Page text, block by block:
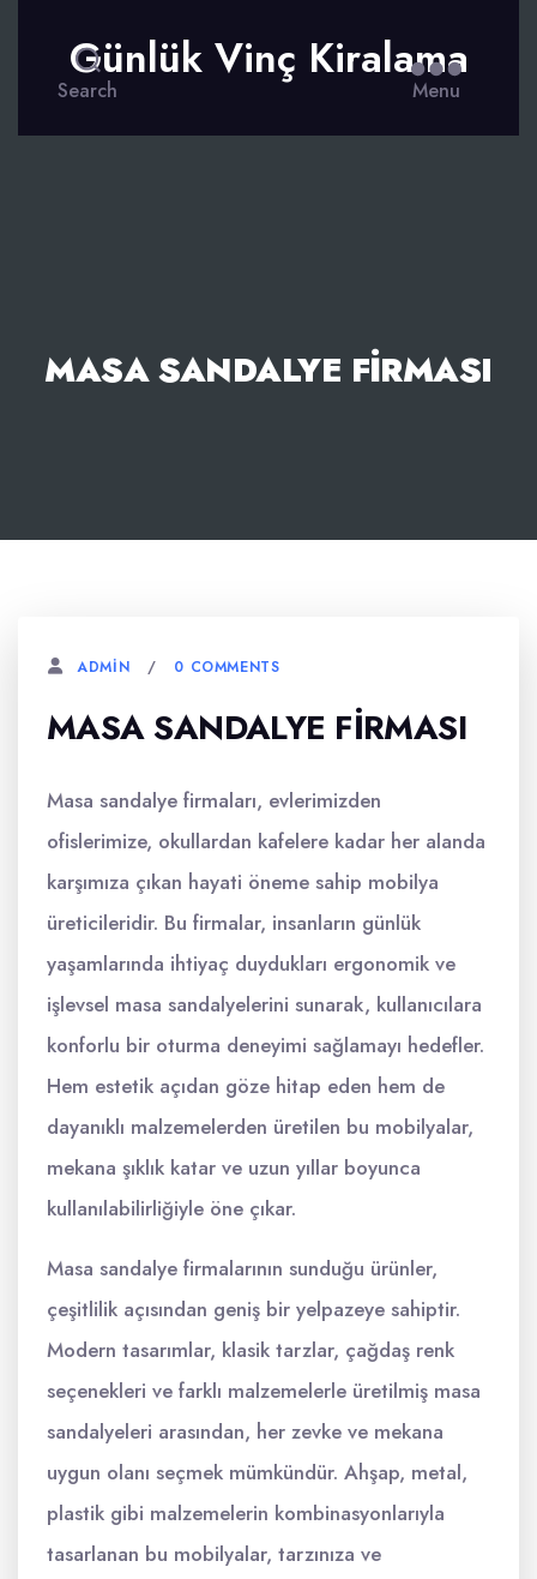
Search
Günlük Vinç Kiralama
Menu
MASA SANDALYE FIRMASI
ADMIN 0 COMMENTS
MASA SANDALYE FIRMASI
Masa sandalye firmaları, evlerimizden
ofislerimize, okullardan kafelere kadar her alanda
karşımıza çıkan hayati öneme sahip mobilya
üreticileridir. Bu firmalar, insanların günlük
yaşamlarında ihtiyaç duydukları ergonomik ve
işlevsel masa sandalyelerini sunarak, kullanıcılara
konforlu bir oturma deneyimi sağlamayı hedefler.
Hem estetik açıdan göze hitap eden hem de
dayanıklı malzemelerden üretilen bu mobilyalar,
mekana şıklık katar ve uzun yıllar boyunca
kullanılabilirliğiyle öne çıkar.
Masa sandalye firmalarının sunduğu ürünler,
çeşitlilik açısından geniş bir yelpazeye sahiptir.
Modern tasarımlar, klasik tarzlar, çağdaş renk
seçenekleri ve farklı malzemelerle üretilmiş masa
sandalyeleri arasından, her zevke ve mekana
uygun olanı seçmek mümkündür. Ahşap, metal,
plastik gibi malzemelerin kombinasyonlarıyla
tasarlanan bu mobilyalar, tarzınıza ve